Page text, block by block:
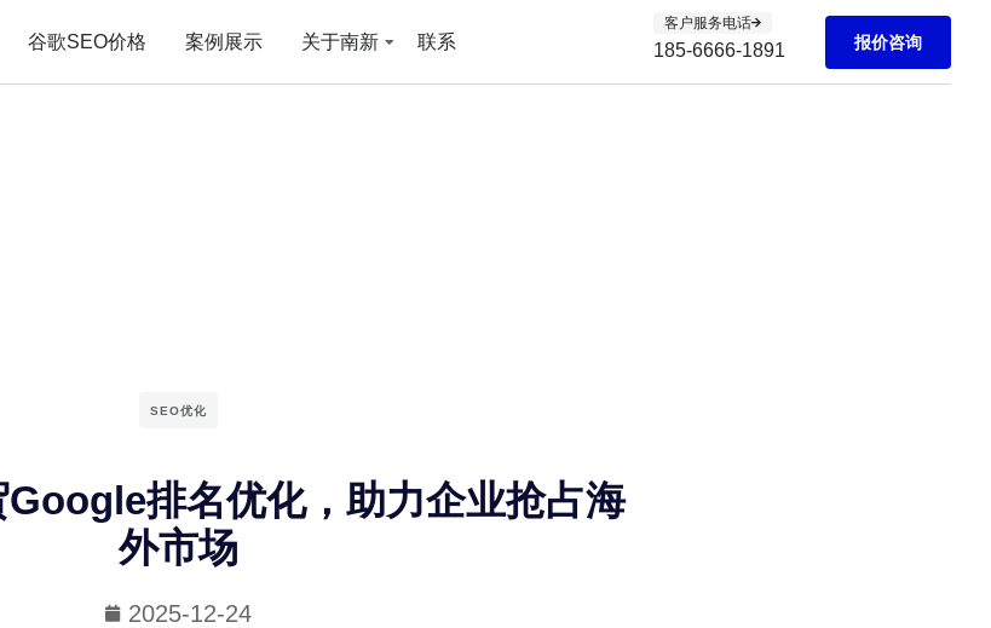
谷歌SEO价格 案例展示 关于南新 联系
客户服务电话
185-6666-1891 报价咨询
SEO优化
排名优化，助力企业抢占海
外市场
2025-12-24